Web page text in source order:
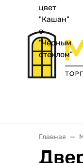
Как заказать двери
Главная